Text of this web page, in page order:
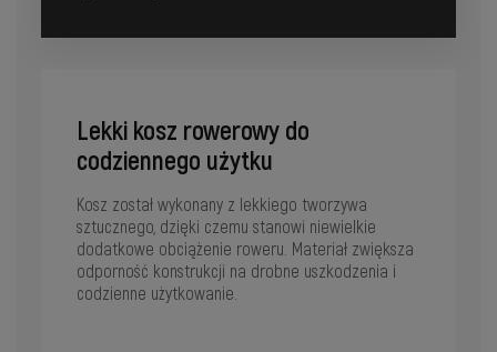
Lekki kosz rowerowy do
codziennego użytku
Kosz został wykonany z lekkiego tworzywa
sztucznego, dzięki czemu stanowi niewielkie
dodatkowe obciążenie roweru. Materiał zwiększa
odporność konstrukcji na drobne uszkodzenia i
codzienne użytkowanie.